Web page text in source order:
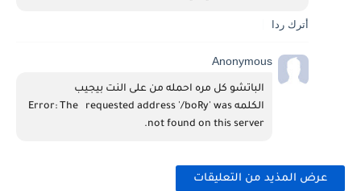
أترك ردا
Anonymous
الكلمهError: The   requested address '/boRy' was
not found on this server.
عرض المذيد من التعليقات